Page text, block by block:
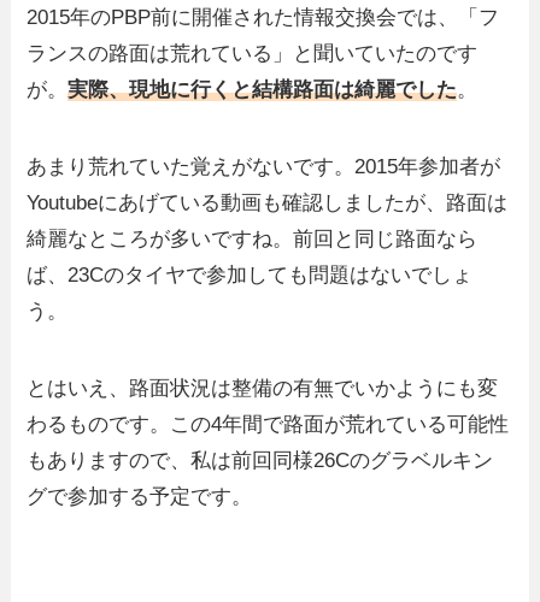
2015年のPBP前に開催された情報交換会では、「フ
ランスの路面は荒れている」と聞いていたのです
が。実際、現地に行くと結構路面は綺麗でした。
あまり荒れていた覚えがないです。2015年参加者が
Youtubeにあげている動画も確認しましたが、路面は
綺麗なところが多いですね。前回と同じ路面なら
ば、23Cのタイヤで参加しても問題はないでしょ
う。
とはいえ、路面状況は整備の有無でいかようにも変
わるものです。この4年間で路面が荒れている可能性
もありますので、私は前回同様26Cのグラベルキン
グで参加する予定です。